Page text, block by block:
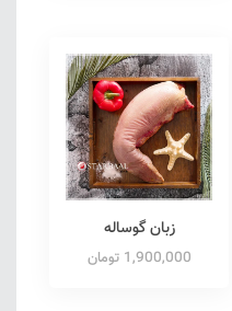
زبان گوساله
1,900,000 تومان